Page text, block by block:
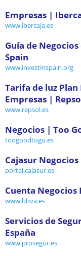
Empresas |
www.ibercaja.es
Guía de
Spain
www.investinspain.org
Tarifa de luz Plan
Empresas |
www.repsol.es
Negocios | Too
toogoodtogo.es
Cajasur Negocios
portal.cajasur.es
Cuenta Negocios
www.bbva.es
Servicios de
España
www.prosegur.es